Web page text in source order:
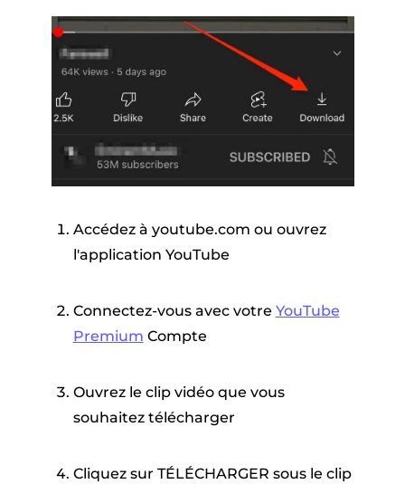
Accédez à youtube.com ou ouvrez
l'application YouTube
Connectez-vous avec votre YouTube
Premium Compte
Ouvrez le clip vidéo que vous
souhaitez télécharger
Cliquez sur TÉLÉCHARGER sous le clip